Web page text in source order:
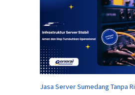
Jasa Server Sumedang Tanpa